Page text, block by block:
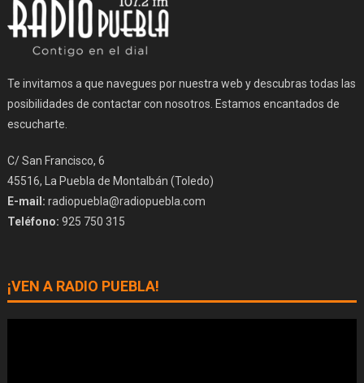
Te invitamos a que navegues por nuestra web y descubras todas las
posibilidades de contactar con nosotros. Estamos encantados de
escucharte.
C/ San Francisco, 6
45516, La Puebla de Montalbán (Toledo)
E-mail: radiopuebla@radiopuebla.com
Teléfono: 925 750 315
¡VEN A RADIO PUEBLA!